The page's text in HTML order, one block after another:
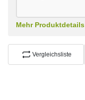
Mehr Produktdetails
Vergleichsliste